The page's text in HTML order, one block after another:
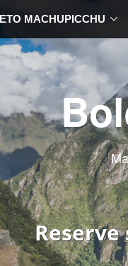
MACHUPICCHU